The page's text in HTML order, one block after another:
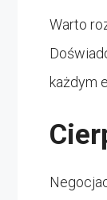
Warto
każdym